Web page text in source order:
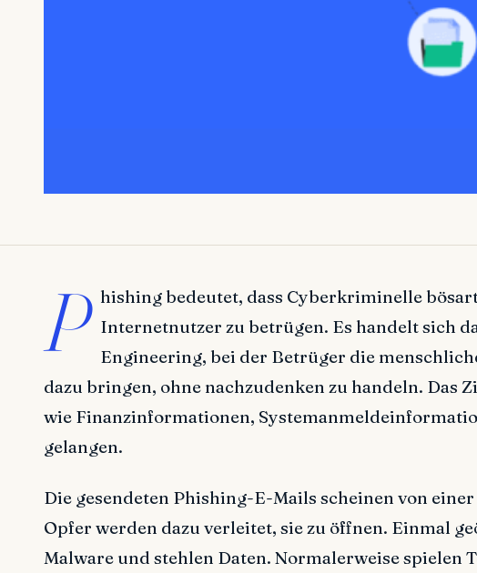
P hishing bedeutet, dass Cyberkriminelle
Internetnutzer zu betrügen. Es handelt sich
Engineering, bei der Betrüger die
dazu bringen, ohne nachzudenken zu handeln. Das
wie Finanzinformationen,
gelangen.
Die gesendeten Phishing-E-Mails scheinen von
Opfer werden dazu verleitet, sie zu öffnen. Einmal
Malware und stehlen Daten. Normalerweise spielen